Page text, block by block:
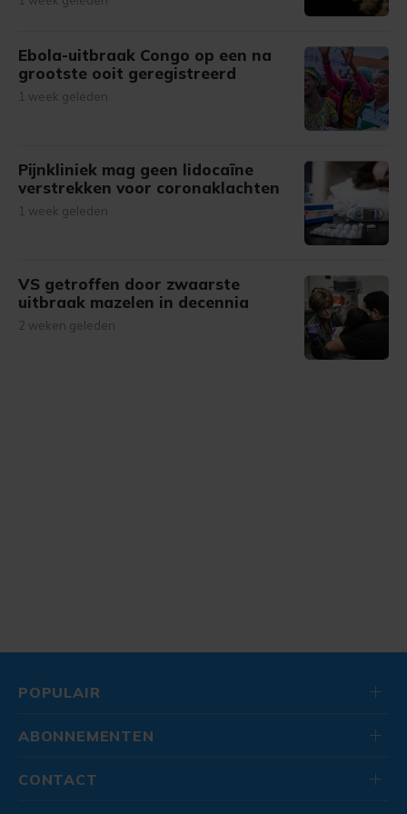
Ebola-uitbraak Congo op een na
grootste ooit geregistreerd
1 week geleden
Pijnkliniek mag geen lidocaïne
verstrekken voor coronaklachten
1 week geleden
VS getroffen door zwaarste
uitbraak mazelen in decennia
2 weken geleden
POPULAIR
ABONNEMENTEN
CONTACT